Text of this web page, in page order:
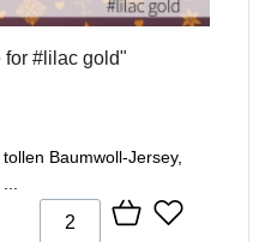
for #lilac gold"
Baumwoll-Jersey,